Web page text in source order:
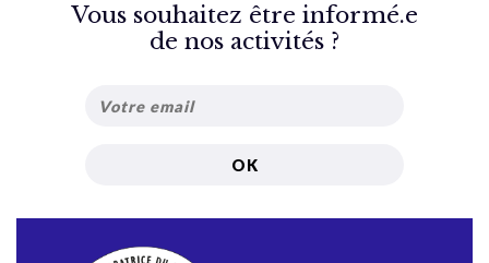
Vous souhaitez être informé.e
de nos activités ?